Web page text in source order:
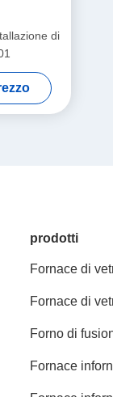
di
prodotti
Fornace di
Fornace di
Forno di
Fornace